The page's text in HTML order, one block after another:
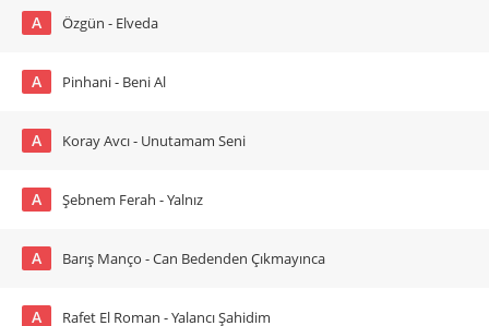
A Özgün - Elveda
A Pinhani - Beni Al
A Koray Avcı - Unutamam Seni
A Şebnem Ferah - Yalnız
A Barış Manço - Can Bedenden Çıkmayınca
A Rafet El Roman - Yalancı Şahidim